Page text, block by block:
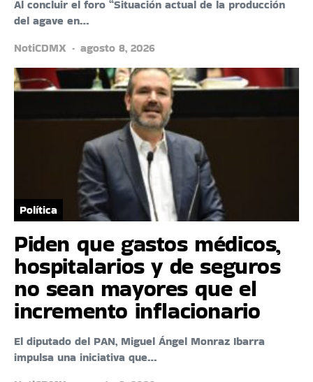
Al concluir el foro “Situación actual de la producción
del agave en…
NotiCDMX
agosto 8, 2026
Política
Piden que gastos médicos,
hospitalarios y de seguros
no sean mayores que el
incremento inflacionario
El diputado del PAN, Miguel Ángel Monraz Ibarra
impulsa una iniciativa que…